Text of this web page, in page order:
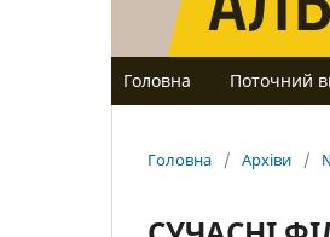
Головна Поточний
Головна / Архіви /